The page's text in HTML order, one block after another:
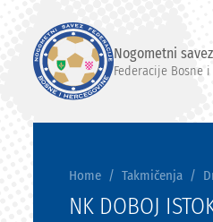
Nogometni savez
Federacije Bosne
Home Takmičenja
NK DOBOJ